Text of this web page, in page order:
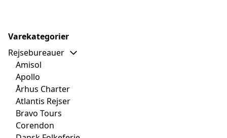
Varekategorier
Rejsebureauer
Amisol
Apollo
Århus Charter
Atlantis Rejser
Bravo Tours
Corendon